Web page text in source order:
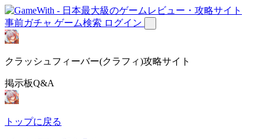
事前ガチャ ゲーム検索 ログイン
クラッシュフィーバー(クラフィ)攻略サイト
掲示板Q&A
トップに戻る